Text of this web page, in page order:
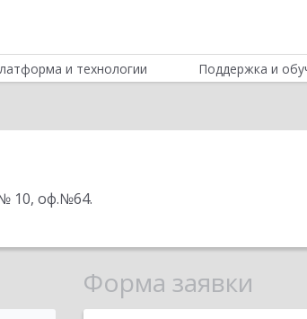
и технологии Поддержка и
№ 10, оф.№64.
Форма заявки